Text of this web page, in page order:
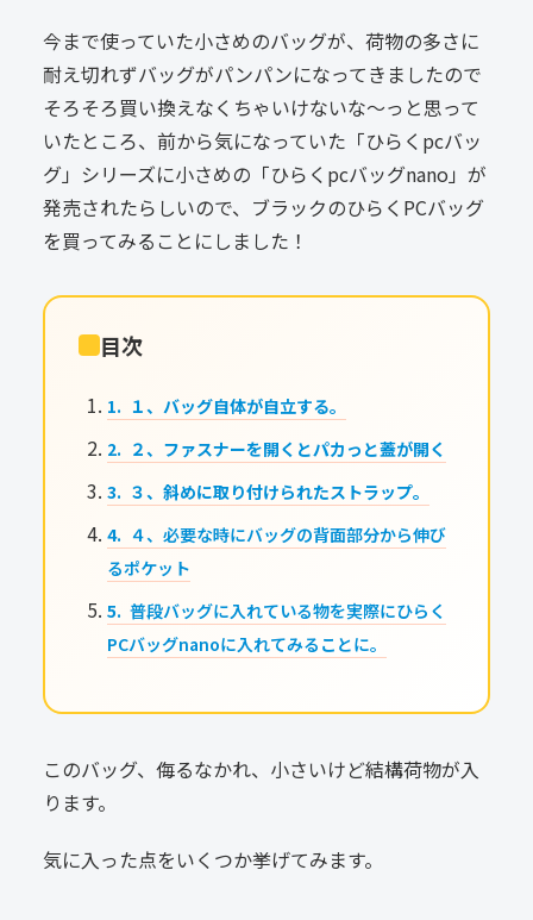
今まで使っていた小さめのバッグが、荷物の多さに
耐え切れずバッグがパンパンになってきましたので
そろそろ買い換えなくちゃいけないな～っと思って
いたところ、前から気になっていた「ひらくpcバッ
グ」シリーズに小さめの「ひらくpcバッグnano」が
発売されたらしいので、ブラックのひらくPCバッグ
を買ってみることにしました！
目次
１、バッグ自体が自立する。
２、ファスナーを開くとパカっと蓋が開く
３、斜めに取り付けられたストラップ。
４、必要な時にバッグの背面部分から伸び
るポケット
普段バッグに入れている物を実際にひらく
PCバッグnanoに入れてみることに。
このバッグ、侮るなかれ、小さいけど結構荷物が入
ります。
気に入った点をいくつか挙げてみます。